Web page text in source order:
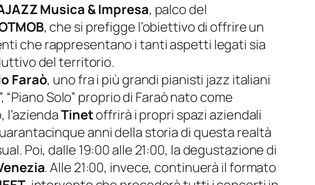
Musica & Impresa, palco del
, che si prefigge l’obiettivo di offrire un
che rappresentano i tanti aspetti legati sia
del territorio.
Faraò, uno fra i più grandi pianisti jazz italiani
”, “Piano Solo” proprio di Faraò nato come
l’aziendaTinetoffrirà i propri spazi aziendali
anni della storia di questa realtà
Poi, dalle 19:00 alle 21:00, la degustazione di
. Alle 21:00, invece, continuerà il formato